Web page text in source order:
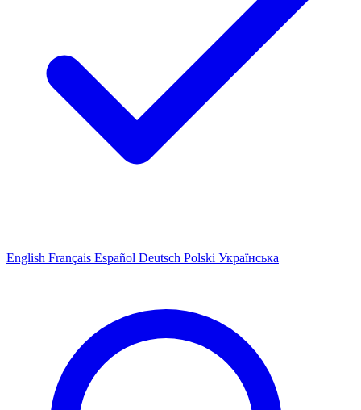
English Français Español Deutsch Polski Українська